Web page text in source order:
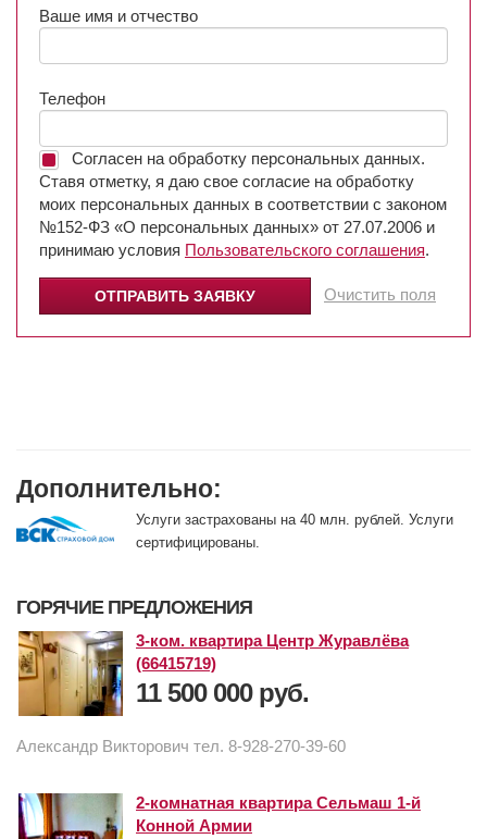
Ваше имя и отчество
Телефон
Согласен на обработку персональных данных.
Ставя отметку, я даю свое согласие на обработку
моих персональных данных в соответствии с законом
№152-ФЗ «О персональных данных» от 27.07.2006 и
принимаю условия Пользовательского соглашения.
Очистить поля
Дополнительно:
Услуги застрахованы на 40 млн. рублей. Услуги
сертифицированы.
ГОРЯЧИЕ ПРЕДЛОЖЕНИЯ
3-ком. квартира Центр Журавлёва
(66415719)
11 500 000 руб.
Александр Викторович тел. 8-928-270-39-60
2-комнатная квартира Сельмаш 1-й
Конной Армии